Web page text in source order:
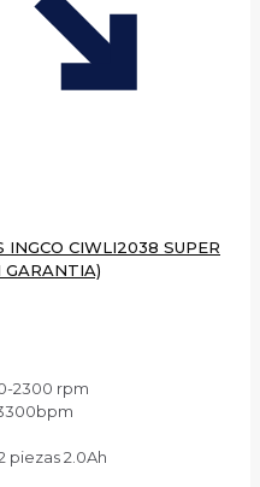
CIWLI2038 SUPER
GARANTIA)
2300 rpm
piezas 2.0Ah